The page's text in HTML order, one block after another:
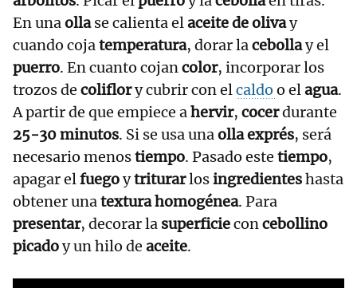
En unaollase calienta elaceite de olivay
cuando cojatemperatura, dorar lacebollay el
puerro. En cuanto cojancolor, incorporar los
trozos de coliflory cubrir con elcaldo o elagua.
A partir de que empiece ahervir, cocerdurante
25-30 minutos. Si se usa unaolla exprés, será
necesario menostiempo. Pasado este tiempo,
apagar elfuegoytriturarlosingredienteshasta
obtener unatextura homogénea. Para
presentar, decorar la superficieconcebollino
picadoy un hilo de aceite.